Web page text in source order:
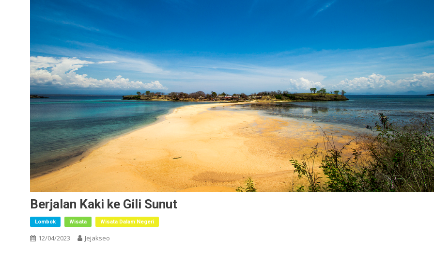
Berjalan Kaki ke Gili Sunut
Lombok Wisata Wisata Dalam Negeri
12/04/2023 Jejakseo